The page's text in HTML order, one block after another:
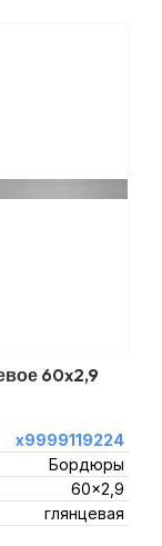
60x2,9
х9999119224
Бордюры
60x2,9
глянцевая